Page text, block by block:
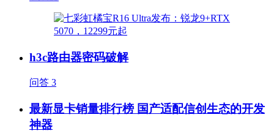
h3c路由器密码破解
问答 3
最新显卡销量排行榜 国产适配信创生态的开发
神器